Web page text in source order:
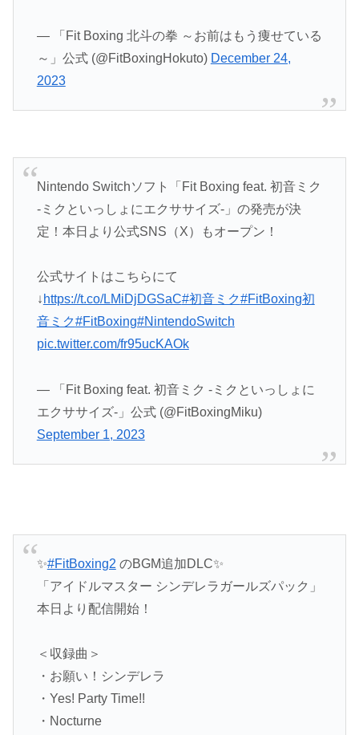
— 「Fit Boxing 北斗の拳 ～お前はもう痩せている
～」公式 (@FitBoxingHokuto) December 24,
2023
Nintendo Switchソフト「Fit Boxing feat. 初音ミク
-ミクといっしょにエクササイズ-」の発売が決
定！本日より公式SNS（X）もオープン！
公式サイトはこちらにて
↓ https://t.co/LMiDjDGSaC#初音ミク#FitBoxing初
音ミク#FitBoxing#NintendoSwitch
pic.twitter.com/fr95ucKAOk
— 「Fit Boxing feat. 初音ミク -ミクといっしょに
エクササイズ-」公式 (@FitBoxingMiku)
September 1, 2023
✨#FitBoxing2 のBGM追加DLC✨
「アイドルマスター シンデレラガールズパック」
本日より配信開始！
＜収録曲＞
・お願い！シンデレラ
・Yes! Party Time!!
・Nocturne